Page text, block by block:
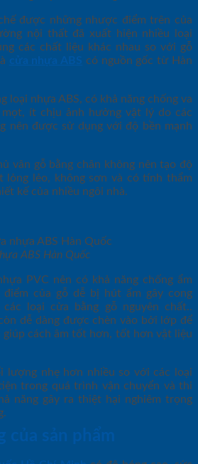
được những nhược điểm trên của
nội thất đã xuất hiện nhiều loại
các chất liệu khác nhau so với gỗ
cửa nhựa ABS có nguồn gốc từ Hàn
loại nhựa ABS, có khả năng chống va
ít chịu ảnh hưởng vật lý do các
nên được sử dụng với độ bền mạnh
vân gỗ bằng chân không nên tạo độ
lỏng lẻo, không sơn và có tính thẩm
kế của nhiều ngôi nhà.
ABS Hàn Quốc
PVC nên có khả năng chống ẩm
của gỗ dễ bị hút ẩm gây cong
loại cửa bằng gỗ nguyên chất..
dễ dàng được chèn vào bởi lớp để
giúp cách âm tốt hơn, tốt hơn vật liệu
lượng nhẹ hơn nhiều so với các loại
trong quá trình vận chuyển và thi
năng gây ra thiệt hại nghiêm trọng
của sản phẩm